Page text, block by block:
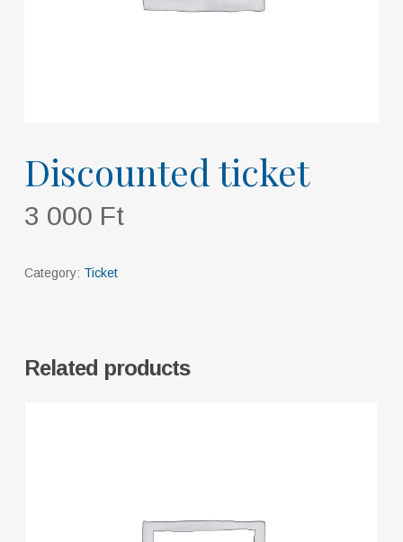
Discounted ticket
3 000 Ft
Category: Ticket
Related products